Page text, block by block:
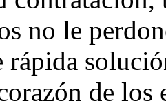
no le
rápida
de los